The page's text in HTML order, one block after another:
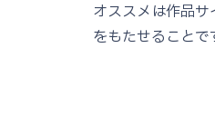
オススメは作品
をもたせることで